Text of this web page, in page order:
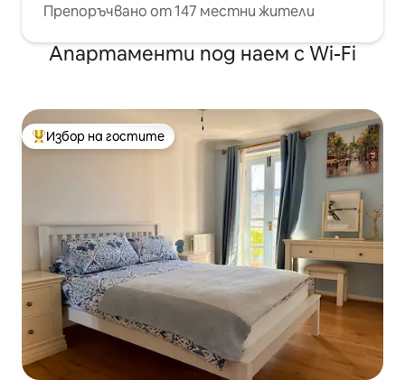
Препоръчвано от 147 местни жители
Апартаменти под наем с Wi-Fi
Най-популярен избор на гостите
Избор на гостите